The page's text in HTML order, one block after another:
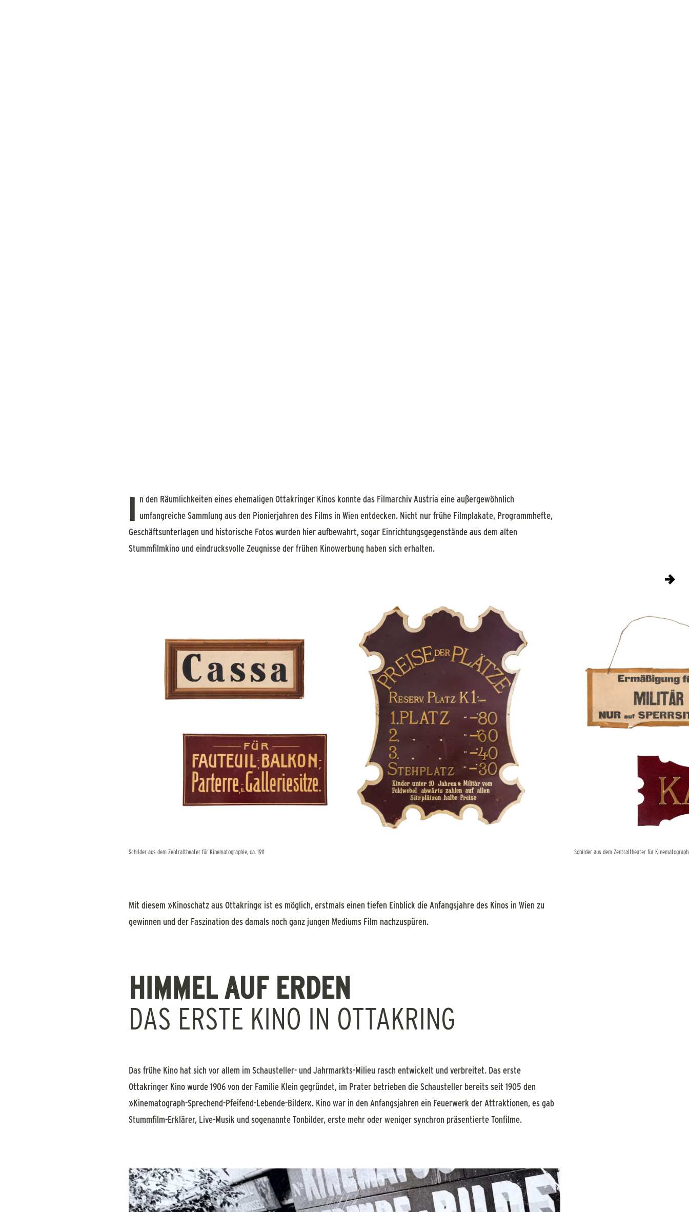
I n den Räumlichkeiten eines ehemaligen Ottakringer Kinos konnte das Filmarchiv Austria eine außergewöhnlich
umfangreiche Sammlung aus den Pionierjahren des Films in Wien entdecken. Nicht nur frühe Filmplakate, Programmhefte,
Geschäftsunterlagen und historische Fotos wurden hier aufbewahrt, sogar Einrichtungsgegenstände aus dem alten
Stummfilmkino und eindrucksvolle Zeugnisse der frühen Kinowerbung haben sich erhalten.
Schilder aus dem Zentraltheater für Kinematographie, ca. 1911 Schilder aus dem Zentraltheater für
Mit diesem »Kinoschatz aus Ottakring« ist es möglich, erstmals einen tiefen Einblick die Anfangsjahre des Kinos in Wien zu
gewinnen und der Faszination des damals noch ganz jungen Mediums Film nachzuspüren.
HIMMEL AUF ERDEN
DAS ERSTE KINO IN OTTAKRING
Das frühe Kino hat sich vor allem im Schausteller- und Jahrmarkts-Milieu rasch entwickelt und verbreitet. Das erste
Ottakringer Kino wurde 1906 von der Familie Klein gegründet, im Prater betrieben die Schausteller bereits seit 1905 den
»Kinematograph-Sprechend-Pfeifend-Lebende-Bilder«. Kino war in den Anfangsjahren ein Feuerwerk der Attraktionen, es gab
Stummfilm-Erklärer, Live-Musik und sogenannte Tonbilder, erste mehr oder weniger synchron präsentierte Tonfilme.